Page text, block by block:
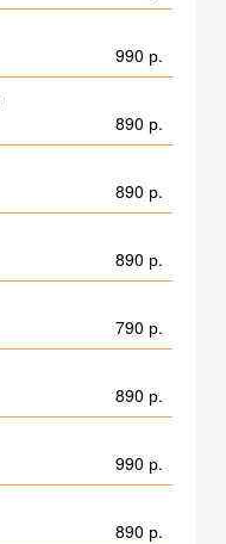
990 р.
890 р.
890 р.
890 р.
790 р.
890 р.
990 р.
890 р.